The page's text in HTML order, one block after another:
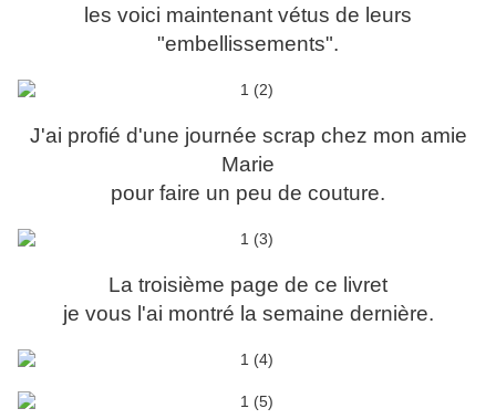
les voici maintenant vétus de leurs
"embellissements".
J'ai profié d'une journée scrap chez mon amie
Marie
pour faire un peu de couture.
La troisième page de ce livret
je vous l'ai montré la semaine dernière.